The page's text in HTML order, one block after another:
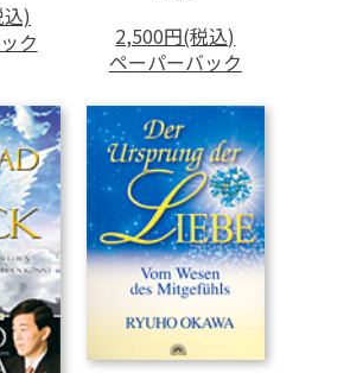
)
ク
2,500円(税込)
ペーパーバック